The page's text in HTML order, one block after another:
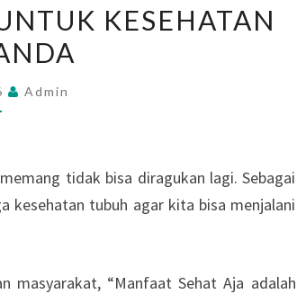
KESEHATAN
Admin
tidak bisa diragukan lagi. Sebagai
kesehatan tubuh agar kita bisa menjalani
masyarakat, “Manfaat Sehat Aja adalah